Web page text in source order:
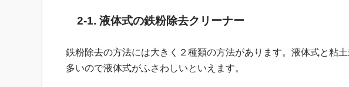
2-1. 液体式の鉄粉除去クリーナー
鉄粉除去の方法には大きく２種類の方法があります。液体式と粘
多いので液体式がふさわしいといえます。